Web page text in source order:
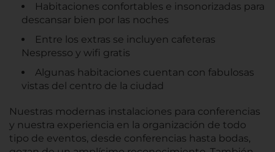
Habitaciones confortables e insonorizadas para
descansar bien por las noches
Entre los extras se incluyen cafeteras
Nespresso y wifi gratis
Algunas habitaciones cuentan con fabulosas
vistas del centro de la ciudad
Nuestras modernas instalaciones para conferencias
y nuestra experiencia en la organización de todo
tipo de eventos, desde conferencias hasta bodas,